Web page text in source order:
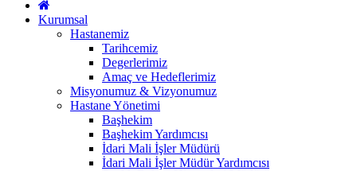
Kurumsal
Hastanemiz
Tarihcemiz
Degerlerimiz
Amaç ve Hedeflerimiz
Misyonumuz & Vizyonumuz
Hastane Yönetimi
Başhekim
Başhekim Yardımcısı
İdari Mali İşler Müdürü
İdari Mali İşler Müdür Yardımcısı